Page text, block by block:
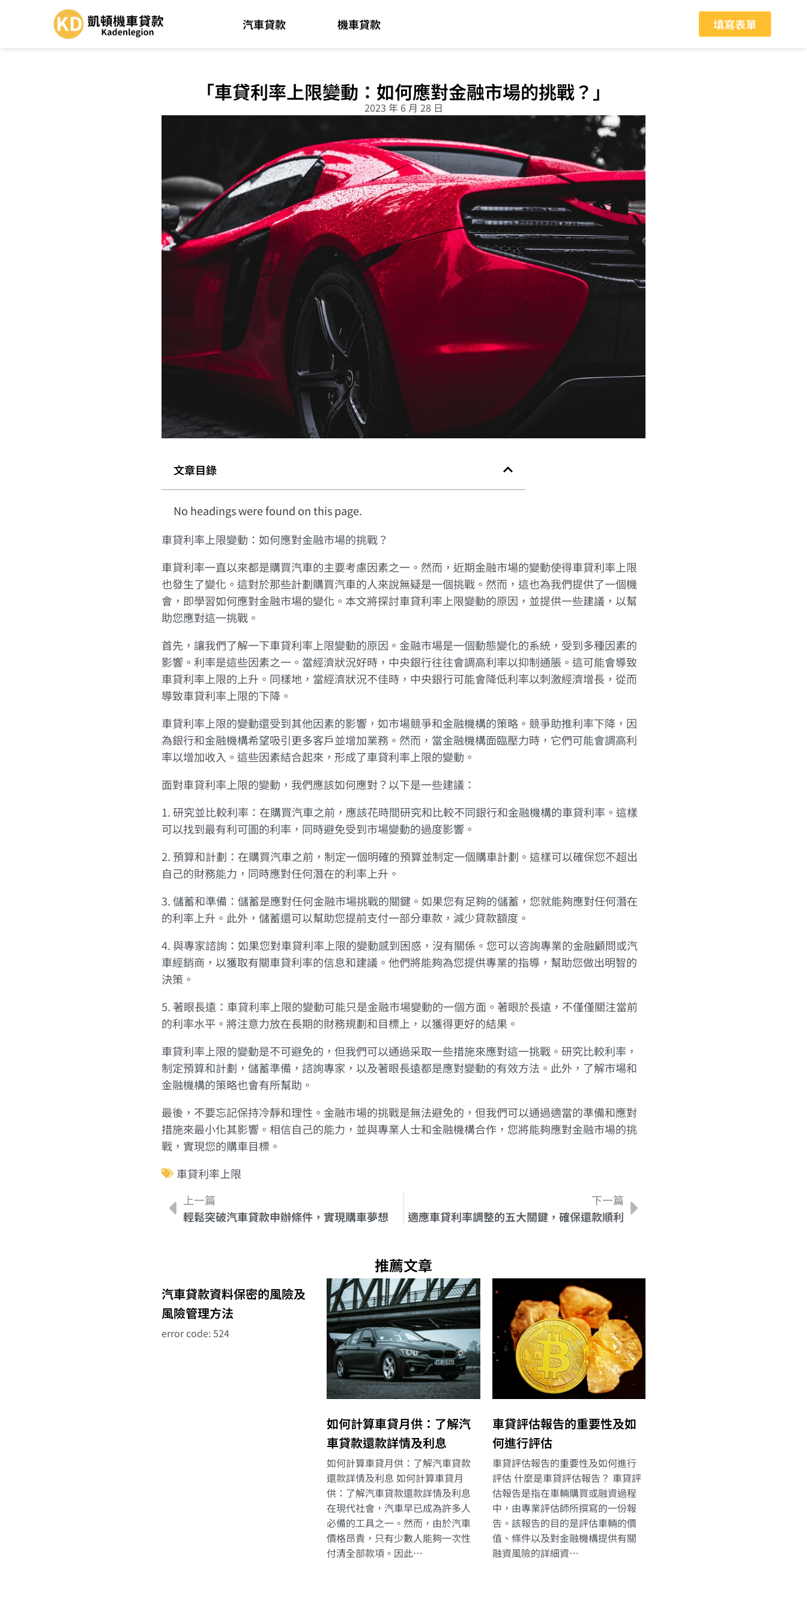
汽車貸款 機車貸款 填寫表單
「車貸利率上限變動：如何應對金融市場的挑戰？」
2023 年 6 月 28 日
文章目錄
No headings were found on this page.
車貸利率上限變動：如何應對金融市場的挑戰？
車貸利率一直以來都是購買汽車的主要考慮因素之一。然而，近期金融市場的變動使得車貸利率上限
也發生了變化。這對於那些計劃購買汽車的人來說無疑是一個挑戰。然而，這也為我們提供了一個機
會，即學習如何應對金融市場的變化。本文將探討車貸利率上限變動的原因，並提供一些建議，以幫
助您應對這一挑戰。
首先，讓我們了解一下車貸利率上限變動的原因。金融市場是一個動態變化的系統，受到多種因素的
影響。利率是這些因素之一。當經濟狀況好時，中央銀行往往會調高利率以抑制通脹。這可能會導致
車貸利率上限的上升。同樣地，當經濟狀況不佳時，中央銀行可能會降低利率以刺激經濟增長，從而
導致車貸利率上限的下降。
車貸利率上限的變動還受到其他因素的影響，如市場競爭和金融機構的策略。競爭助推利率下降，因
為銀行和金融機構希望吸引更多客戶並增加業務。然而，當金融機構面臨壓力時，它們可能會調高利
率以增加收入。這些因素結合起來，形成了車貸利率上限的變動。
面對車貸利率上限的變動，我們應該如何應對？以下是一些建議：
1. 研究並比較利率：在購買汽車之前，應該花時間研究和比較不同銀行和金融機構的車貸利率。這樣
可以找到最有利可圖的利率，同時避免受到市場變動的過度影響。
2. 預算和計劃：在購買汽車之前，制定一個明確的預算並制定一個購車計劃。這樣可以確保您不超出
自己的財務能力，同時應對任何潛在的利率上升。
3. 儲蓄和準備：儲蓄是應對任何金融市場挑戰的關鍵。如果您有足夠的儲蓄，您就能夠應對任何潛在
的利率上升。此外，儲蓄還可以幫助您提前支付一部分車款，減少貸款額度。
4. 與專家諮詢：如果您對車貸利率上限的變動感到困惑，沒有關係。您可以咨詢專業的金融顧問或汽
車經銷商，以獲取有關車貸利率的信息和建議。他們將能夠為您提供專業的指導，幫助您做出明智的
決策。
5. 著眼長遠：車貸利率上限的變動可能只是金融市場變動的一個方面。著眼於長遠，不僅僅關注當前
的利率水平。將注意力放在長期的財務規劃和目標上，以獲得更好的結果。
車貸利率上限的變動是不可避免的，但我們可以通過采取一些措施來應對這一挑戰。研究比較利率，
制定預算和計劃，儲蓄準備，諮詢專家，以及著眼長遠都是應對變動的有效方法。此外，了解市場和
金融機構的策略也會有所幫助。
最後，不要忘記保持冷靜和理性。金融市場的挑戰是無法避免的，但我們可以通過適當的準備和應對
措施來最小化其影響。相信自己的能力，並與專業人士和金融機構合作，您將能夠應對金融市場的挑
戰，實現您的購車目標。
車貸利率上限
上一篇
輕鬆突破汽車貸款申辦條件，實現購車夢想
下一篇
適應車貸利率調整的五大關鍵，確保還款順利
推薦文章
汽車貸款資料保密的風險及
風險管理方法
error code: 524
如何計算車貸月供：了解汽
車貸款還款詳情及利息
如何計算車貸月供：了解汽車貸款
還款詳情及利息 如何計算車貸月
供：了解汽車貸款還款詳情及利息
在現代社會，汽車早已成為許多人
必備的工具之一。然而，由於汽車
價格昂貴，只有少數人能夠一次性
付清全部款項。因此…
車貸評估報告的重要性及如
何進行評估
車貸評估報告的重要性及如何進行
評估 什麼是車貸評估報告？ 車貸評
估報告是指在車輛購買或融資過程
中，由專業評估師所撰寫的一份報
告。該報告的目的是評估車輛的價
值、條件以及對金融機構提供有關
融資風險的詳細資…